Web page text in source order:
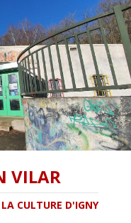
VILAR
CULTURE D'IGNY